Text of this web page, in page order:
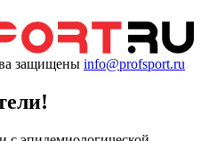
защищены info@profsport.ru